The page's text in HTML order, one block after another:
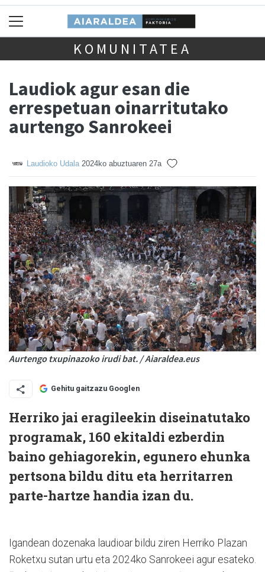
KOMUNITATEA
Laudiok agur esan die
errespetuan oinarritutako
aurtengo Sanrokeei
Laudioko Udala 2024ko abuztuaren 27a
Aurtengo txupinazoko irudi bat. / Aiaraldea.eus
Gehitu gaitzazu Googlen
Herriko jai eragileekin diseinatutako
programak, 160 ekitaldi ezberdin
baino gehiagorekin, egunero ehunka
pertsona bildu ditu eta herritarren
parte-hartze handia izan du.
Igandean dozenaka laudioar bildu ziren Herriko Plazan
Roketxu sutan urtu eta 2024ko Sanrokeei agur esateko.